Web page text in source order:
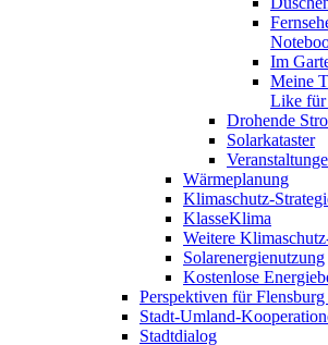
Im
Meine
Like für
Drohende
Solarkataster
Wärmeplanung
Klimaschutz-
KlasseKlima
Weitere
Solarenergienutzung
Kostenlose
Perspektiven für
Stadt-Umland-
Stadtdialog